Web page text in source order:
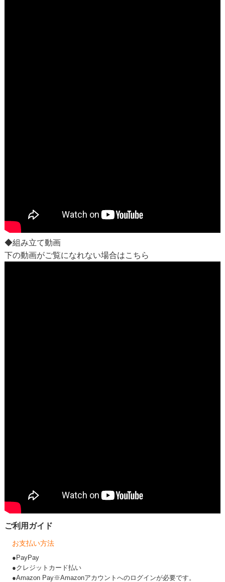
◆組み立て動画
下の動画がご覧になれない場合はこちら
ご利用ガイド
お支払い方法
●PayPay
●クレジットカード払い
●Amazon Pay※Amazonアカウントへのログインが必要です。